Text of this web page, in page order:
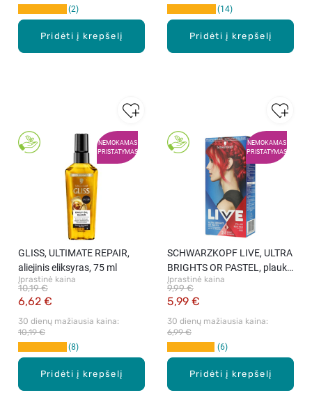
Pridėti į krepšelį
2
Pridėti į krepšelį
14
NEMOKAMAS
PRISTATYMAS
Pridėti į krepšelį
GLISS, ULTIMATE REPAIR,
aliejinis eliksyras, 75 ml
Įprastinė kaina
6,62 €
10,19 €
30 dienų mažiausia kaina:
10,19 €
8
NEMOKAMAS
PRISTATYMAS
Pridėti į krepšelį
SCHWARZKOPF LIVE, ULTRA
BRIGHTS OR PASTEL, plaukų
dažai, 092 Pillar Box Red,
rink.
Įprastinė kaina
5,99 €
9,99 €
30 dienų mažiausia kaina:
6,99 €
6